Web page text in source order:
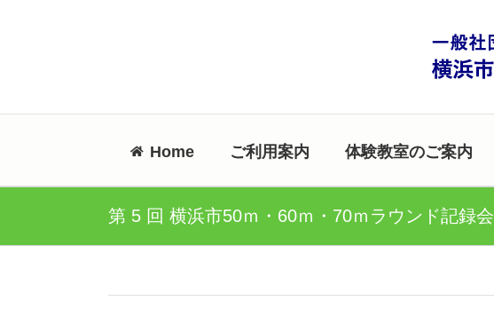
Home ご利用案内 体験教室のご案内
第 5 回 横浜市50ｍ・60ｍ・70ｍラウンド記録会